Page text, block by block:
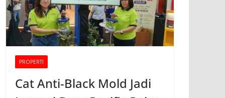
PROPERTI
Cat Anti-Black Mold Jadi